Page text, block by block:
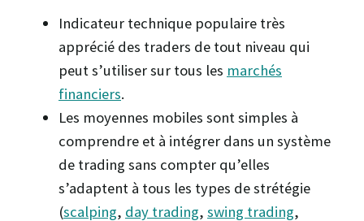
Indicateur technique populaire très
apprécié des traders de tout niveau qui
peut s’utiliser sur tous les marchés
financiers.
Les moyennes mobiles sont simples à
comprendre et à intégrer dans un système
de trading sans compter qu’elles
s’adaptent à tous les types de strétégie
(scalping, day trading, swing trading,